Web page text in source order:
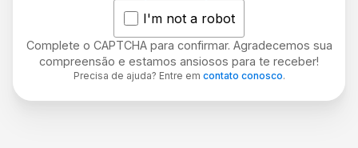
I'm not a robot
Complete o CAPTCHA para confirmar. Agradecemos sua
compreensão e estamos ansiosos para te receber!
Precisa de ajuda? Entre em contato conosco.